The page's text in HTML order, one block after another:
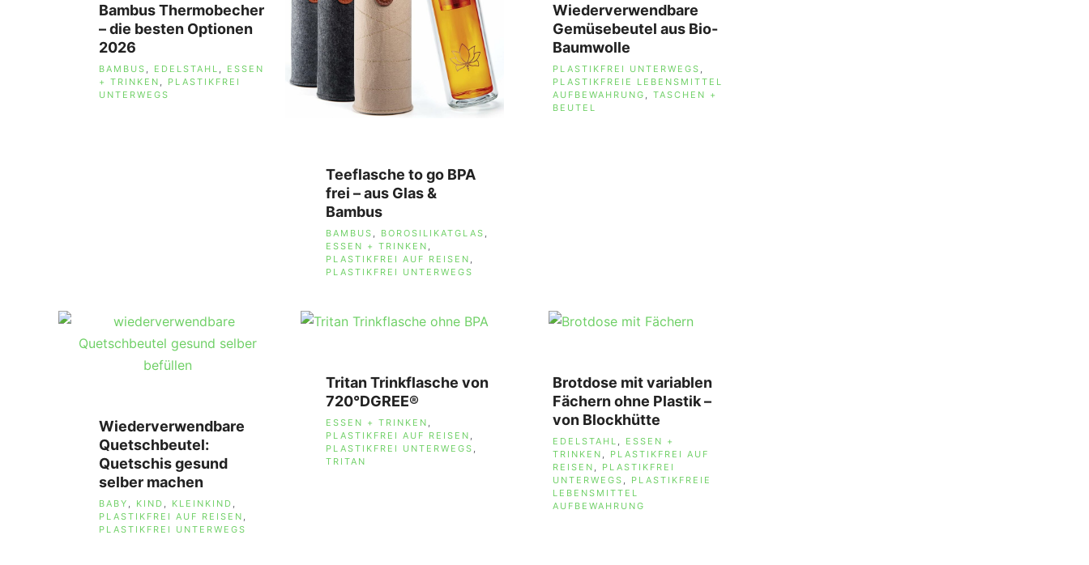
Bambus Thermobecher
– die besten Optionen
2026
SCHLAGWÖRTER
BAMBUS EDELSTAHL
ESSEN
+ TRINKEN
PLASTIKFREI
UNTERWEGS
Teeflasche to go BPA
frei – aus Glas &
Bambus
SCHLAGWÖRTER
BAMBUS , BOROSILIKATGLAS ,
ESSEN + TRINKEN ,
PLASTIKFREI AUF REISEN ,
PLASTIKFREI UNTERWEGS
Wiederverwendbare
Gemüsebeutel aus Bio-
Baumwolle
SCHLAGWÖRTER
PLASTIKFREI UNTERWEGS
PLASTIKFREIE LEBENSMITTEL
AUFBEWAHRUNG
TASCHEN +
BEUTEL
Wiederverwendbare
Quetschbeutel:
Quetschis gesund
selber machen
SCHLAGWÖRTER
BABY , KIND , KLEINKIND ,
PLASTIKFREI AUF REISEN ,
PLASTIKFREI UNTERWEGS
Tritan Trinkflasche von
720°DGREE®
SCHLAGWÖRTER
ESSEN + TRINKEN ,
PLASTIKFREI AUF REISEN ,
PLASTIKFREI UNTERWEGS ,
TRITAN
Brotdose mit variablen
Fächern ohne Plastik –
von Blockhütte
SCHLAGWÖRTER
EDELSTAHL , ESSEN +
TRINKEN , PLASTIKFREI AUF
REISEN , PLASTIKFREI
UNTERWEGS , PLASTIKFREIE
LEBENSMITTEL
AUFBEWAHRUNG